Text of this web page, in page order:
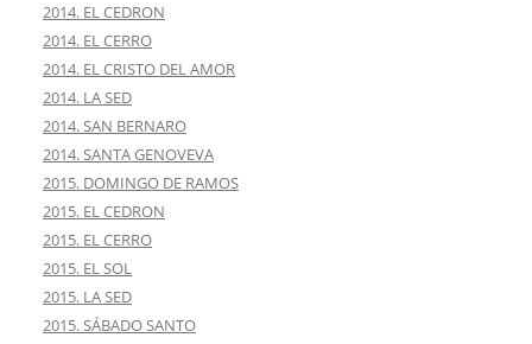
2014. EL CEDRON
2014. EL CERRO
2014. EL CRISTO DEL AMOR
2014. LA SED
2014. SAN BERNARO
2014. SANTA GENOVEVA
2015. DOMINGO DE RAMOS
2015. EL CEDRON
2015. EL CERRO
2015. EL SOL
2015. LA SED
2015. SÁBADO SANTO